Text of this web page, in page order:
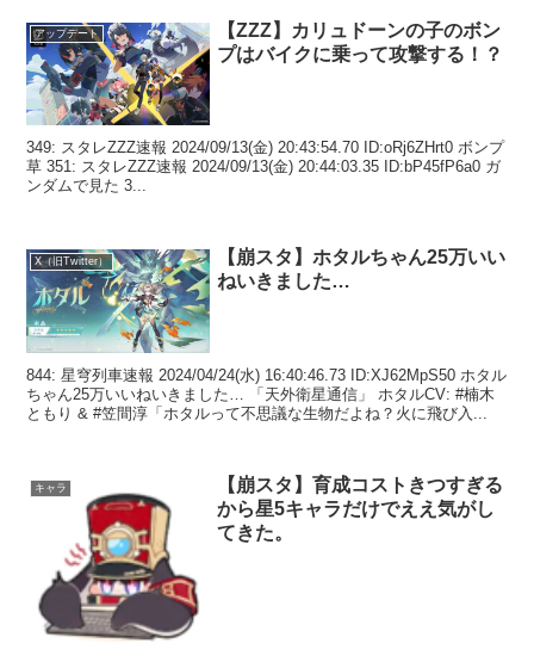
アップデート
【ZZZ】カリュドーンの子のボン
プはバイクに乗って攻撃する！？
349: スタレZZZ速報 2024/09/13(金) 20:43:54.70 ID:oRj6ZHrt0 ボンプ
草 351: スタレZZZ速報 2024/09/13(金) 20:44:03.35 ID:bP45fP6a0 ガ
ンダムで見た 3...
X（旧Twitter）
【崩スタ】ホタルちゃん25万いい
ねいきました…
844: 星穹列車速報 2024/04/24(水) 16:40:46.73 ID:XJ62MpS50 ホタル
ちゃん25万いいねいきました… 「天外衛星通信」 ホタルCV: #楠木
ともり & #笠間淳「ホタルって不思議な生物だよね？火に飛び入...
キャラ
【崩スタ】育成コストきつすぎる
から星5キャラだけでええ気がし
てきた。